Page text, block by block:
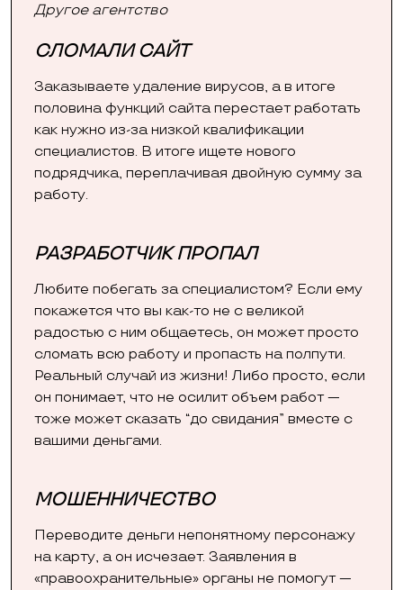
Другое агентство
СЛОМАЛИ САЙТ
Заказываете удаление вирусов, а в итоге
половина функций сайта перестает работать
как нужно из-за низкой квалификации
специалистов. В итоге ищете нового
подрядчика, переплачивая двойную сумму за
работу.
РАЗРАБОТЧИК ПРОПАЛ
Любите побегать за специалистом? Если ему
покажется что вы как-то не с великой
радостью с ним общаетесь, он может просто
сломать всю работу и пропасть на полпути.
Реальный случай из жизни! Либо просто, если
он понимает, что не осилит объем работ —
тоже может сказать “до свидания” вместе с
вашими деньгами.
МОШЕННИЧЕСТВО
Переводите деньги непонятному персонажу
на карту, а он исчезает. Заявления в
«правоохранительные» органы не помогут —